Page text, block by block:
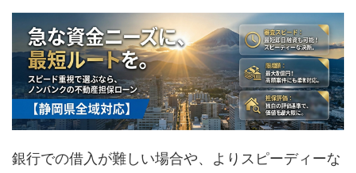
銀行での借入が難しい場合や、よりスピーディーな